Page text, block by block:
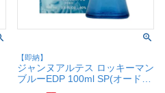
【即納】
ジャンヌアルテス ロッキーマン
ブルーEDP 100ml SP(オードパ
ルファム)【香水】【SBT】